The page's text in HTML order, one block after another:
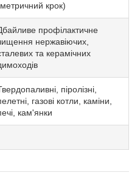
крок)
профілактичне
нержавіючих,
та керамічних
піролізні,
газові котли, каміни,
кам'янки